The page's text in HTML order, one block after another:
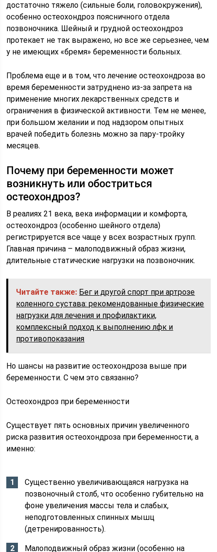
достаточно тяжело (сильные боли, головокружения),
особенно остеохондроз поясничного отдела
позвоночника. Шейный и грудной остеохондроз
протекает не так выражено, но все же серьезнее, чем
у не имеющих «бремя» беременности больных.
Проблема еще и в том, что лечение остеохондроза во
время беременности затруднено из-за запрета на
применение многих лекарственных средств и
ограничения в физической активности. Тем не менее,
при большом желании и под надзором опытных
врачей победить болезнь можно за пару-тройку
месяцев.
Почему при беременности может
возникнуть или обостриться
остеохондроз?
В реалиях 21 века, века информации и комфорта,
остеохондроз (особенно шейного отдела)
регистрируется все чаще у всех возрастных групп.
Главная причина – малоподвижный образ жизни,
длительные статические нагрузки на позвоночник.
Читайте также: Бег и другой спорт при артрозе
коленного сустава: рекомендованные физические
нагрузки для лечения и профилактики,
комплексный подход к выполнению лфк и
противопоказания
Но шансы на развитие остеохондроза выше при
беременности. С чем это связанно?
Остеохондроз при беременности
Существует пять основных причин увеличенного
риска развития остеохондроза при беременности, а
именно:
Существенно увеличивающаяся нагрузка на
позвоночный столб, что особенно губительно на
фоне увеличения массы тела и слабых,
неподготовленных спинных мышц
(детренированность).
Малоподвижный образ жизни (особенно на